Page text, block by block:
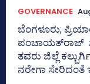
GOVERNANCE
ಬೆಂಗಳೂರು;
ಪಂಚಾಯತ್‌ರಾಜ್‌
ತವರು ಜಿಲ್ಲೆ
ನರೇಗಾ ಸೇರಿದಂತೆ